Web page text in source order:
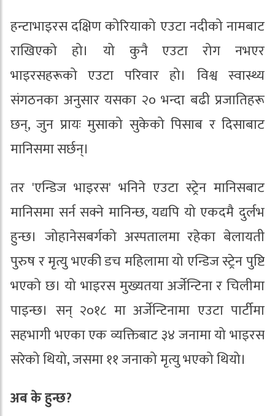
हन्टाभाइरस दक्षिण कोरियाको एउटा नदीको नामबाट
राखिएको हो। यो कुनै एउटा रोग नभएर
भाइरसहरूको एउटा परिवार हो। विश्व स्वास्थ्य
संगठनका अनुसार यसका २० भन्दा बढी प्रजातिहरू
छन्, जुन प्रायः मुसाको सुकेको पिसाब र दिसाबाट
मानिसमा सर्छन्।
तर 'एन्डिज भाइरस' भनिने एउटा स्ट्रेन मानिसबाट
मानिसमा सर्न सक्ने मानिन्छ, यद्यपि यो एकदमै दुर्लभ
हुन्छ। जोहानेसबर्गको अस्पतालमा रहेका बेलायती
पुरुष र मृत्यु भएकी डच महिलामा यो एन्डिज स्ट्रेन पुष्टि
भएको छ। यो भाइरस मुख्यतया अर्जेन्टिना र चिलीमा
पाइन्छ। सन् २०१८ मा अर्जेन्टिनामा एउटा पार्टीमा
सहभागी भएका एक व्यक्तिबाट ३४ जनामा यो भाइरस
सरेको थियो, जसमा ११ जनाको मृत्यु भएको थियो।
अब के हुन्छ?